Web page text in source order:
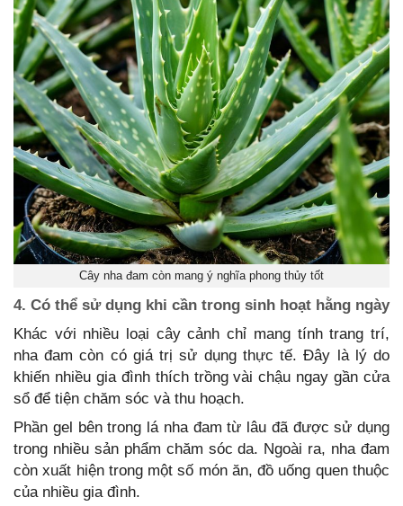
Cây nha đam còn mang ý nghĩa phong thủy tốt
4. Có thể sử dụng khi cần trong sinh hoạt hằng ngày
Khác với nhiều loại cây cảnh chỉ mang tính trang trí,
nha đam còn có giá trị sử dụng thực tế. Đây là lý do
khiến nhiều gia đình thích trồng vài chậu ngay gần cửa
sổ để tiện chăm sóc và thu hoạch.
Phần gel bên trong lá nha đam từ lâu đã được sử dụng
trong nhiều sản phẩm chăm sóc da. Ngoài ra, nha đam
còn xuất hiện trong một số món ăn, đồ uống quen thuộc
của nhiều gia đình.